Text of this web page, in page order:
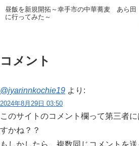
昼飯を新規開拓～幸手市の中華蕎麦 あら田
に行ってみた～
コメント
@jyarinnkochie19 より:
2024年8月29日 03:50
このサイトのコメント欄って第三者
すかね？？
もしかしたら、複数同じコメントを